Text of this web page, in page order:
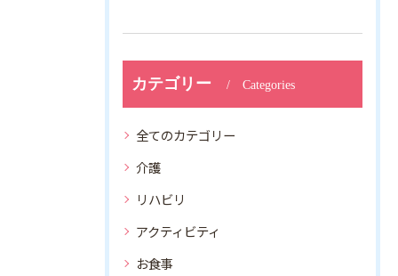
カテゴリー Categories
全てのカテゴリー
介護
リハビリ
アクティビティ
お食事